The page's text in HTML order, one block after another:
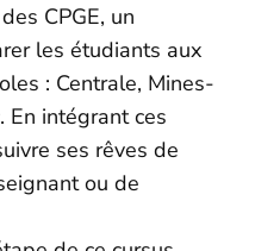
CPGE, un
les étudiants aux
: Centrale, Mines-
En intégrant ces
ses rêves de
ou de